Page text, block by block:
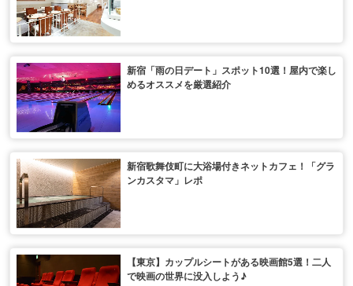
新宿「雨の日デート」スポット10選！屋内で楽し
めるオススメを厳選紹介
新宿歌舞伎町に大浴場付きネットカフェ！「グラ
ンカスタマ」レポ
【東京】カップルシートがある映画館5選！二人
で映画の世界に没入しよう♪